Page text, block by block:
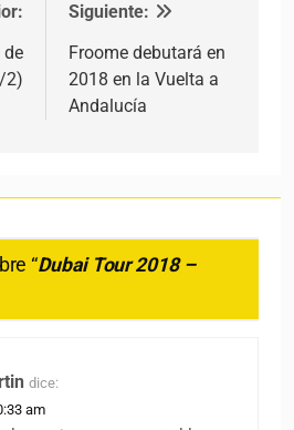
de entradas
de
2)
Siguiente:
Froome debutará en
2018 en la Vuelta a
Andalucía
“Dubai Tour 2018 –
dice:
am